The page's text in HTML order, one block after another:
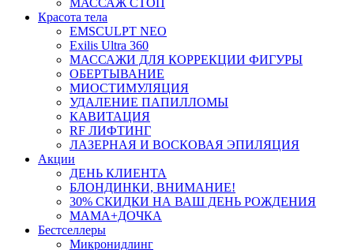
МАССАЖ СТОП
Красота тела
EMSCULPT NEO
Exilis Ultra 360
МАССАЖИ ДЛЯ КОРРЕКЦИИ ФИГУРЫ
ОБЕРТЫВАНИЕ
МИОСТИМУЛЯЦИЯ
УДАЛЕНИЕ ПАПИЛЛОМЫ
КАВИТАЦИЯ
RF ЛИФТИНГ
ЛАЗЕРНАЯ И ВОСКОВАЯ ЭПИЛЯЦИЯ
Акции
ДЕНЬ КЛИЕНТА
БЛОНДИНКИ, ВНИМАНИЕ!
30% СКИДКИ НА ВАШ ДЕНЬ РОЖДЕНИЯ
МАМА+ДОЧКА
Бестселлеры
Микронидлинг